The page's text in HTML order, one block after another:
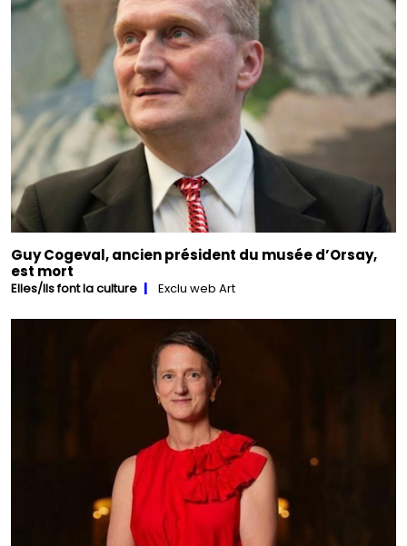
Guy Cogeval, ancien président du musée d’Orsay,
est mort
Elles/Ils font la culture Exclu web Art